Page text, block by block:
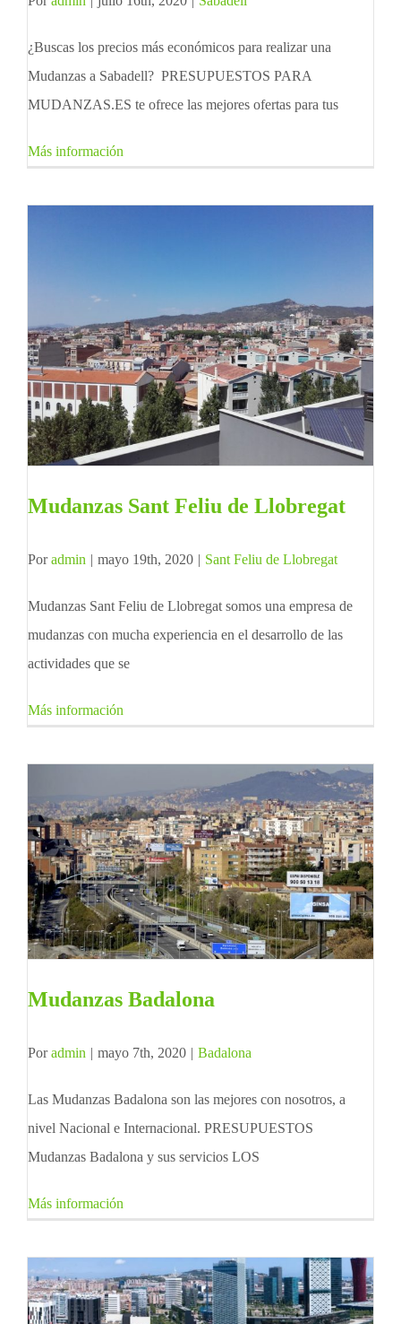
¿Buscas los precios más económicos para realizar una
Mudanzas a Sabadell? PRESUPUESTOS PARA
MUDANZAS.ES te ofrece las mejores ofertas para tus
Más información
Mudanzas Sant Feliu de Llobregat
Poradmin | mayo 19th, 2020 | Sant Feliu de Llobregat
Mudanzas Sant Feliu de Llobregat somos una empresa de
mudanzas con mucha experiencia en el desarrollo de las
actividades que se
Más información
Mudanzas Badalona
Poradmin | mayo 7th, 2020 | Badalona
Las Mudanzas Badalona son las mejores con nosotros, a
nivel Nacional e Internacional. PRESUPUESTOS
Mudanzas Badalona y sus servicios LOS
Más información